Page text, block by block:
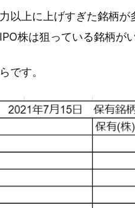
以上に上げすぎた銘柄
株は狙っている銘柄が
です。